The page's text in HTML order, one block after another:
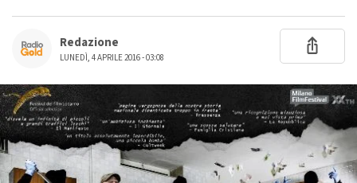
Redazione
LUNEDÌ, 4 APRILE 2016 - 03:08